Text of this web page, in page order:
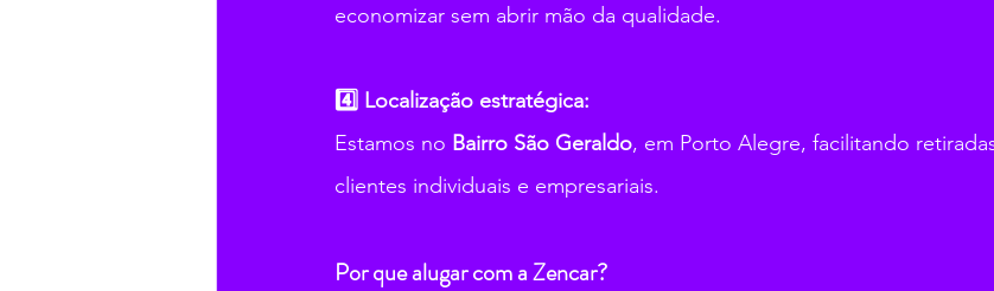
economizar sem abrir mão da qualidade.
4️⃣ Localização estratégica:
Estamos no Bairro São Geraldo, em Porto Alegre, facilitando
clientes individuais e empresariais.
Por que alugar com a Zencar?